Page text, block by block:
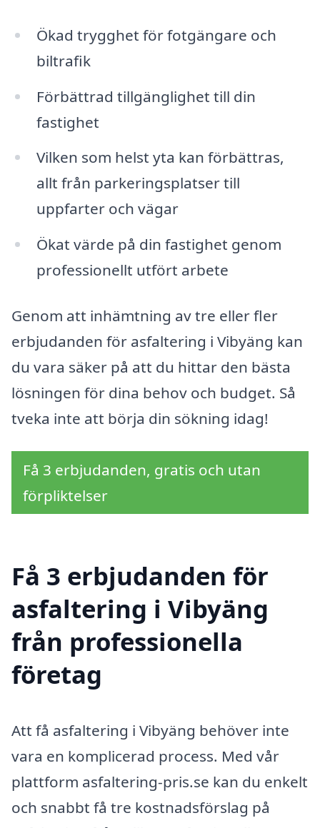
Ökad trygghet för fotgängare och
biltrafik
Förbättrad tillgänglighet till din
fastighet
Vilken som helst yta kan förbättras,
allt från parkeringsplatser till
uppfarter och vägar
Ökat värde på din fastighet genom
professionellt utfört arbete
Genom att inhämtning av tre eller fler
erbjudanden för asfaltering i Vibyäng kan
du vara säker på att du hittar den bästa
lösningen för dina behov och budget. Så
tveka inte att börja din sökning idag!
Få 3 erbjudanden, gratis och utan
förpliktelser
Få 3 erbjudanden för
asfaltering i Vibyäng
från professionella
företag
Att få asfaltering i Vibyäng behöver inte
vara en komplicerad process. Med vår
plattform asfaltering-pris.se kan du enkelt
och snabbt få tre kostnadsförslag på